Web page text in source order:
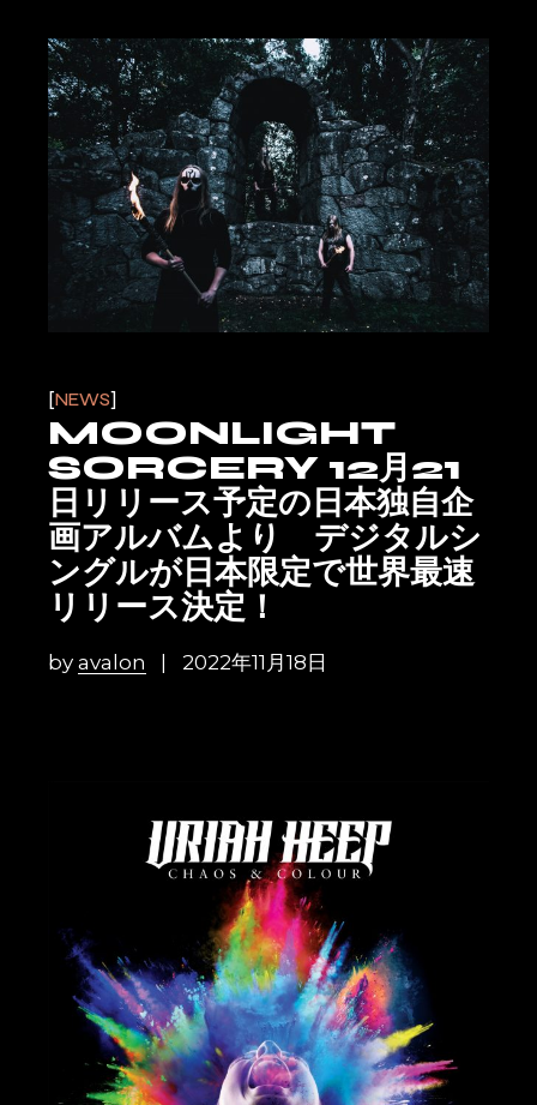
NEWS
MOONLIGHT
SORCERY 12月21
日リリース予定の日本独自企
画アルバムより デジタルシ
ングルが日本限定で世界最速
リリース決定！
byavalon 2022年11月18日